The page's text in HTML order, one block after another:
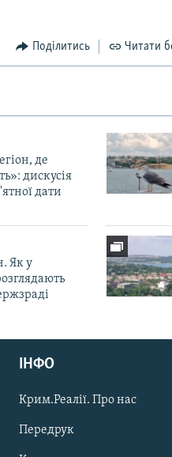
Поділитись Читати
де
дискусія
дати
Як у
ІНФО
Крим.Реалії. Про нас
Передрук